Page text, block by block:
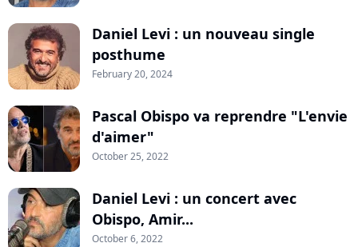
Daniel Levi : un nouveau single
posthume
February 20, 2024
Pascal Obispo va reprendre "L'envie
d'aimer"
October 25, 2022
Daniel Levi : un concert avec
Obispo, Amir...
October 6, 2022